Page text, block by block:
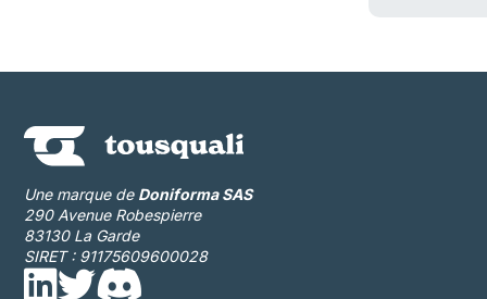
Une marque de Doniforma SAS
290 Avenue Robespierre
83130 La Garde
SIRET : 91175609600028